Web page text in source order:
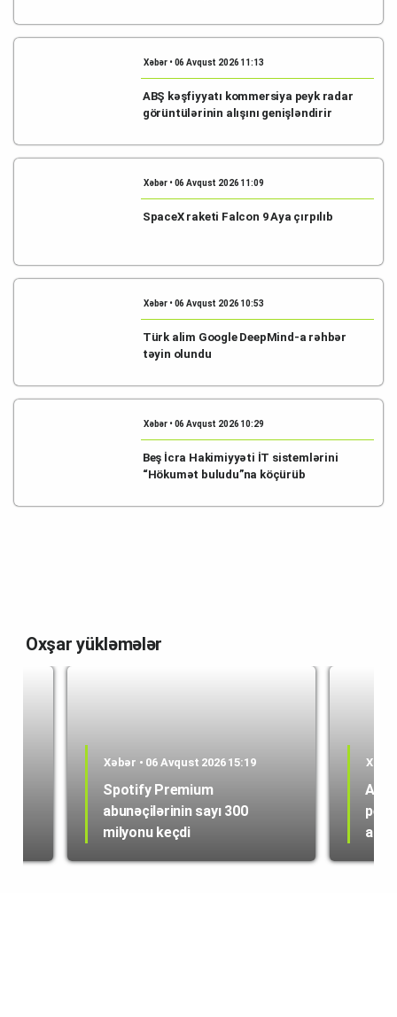
Xəbər • 06 Avqust 2026 11:13
ABŞ kəşfiyyatı kommersiya peyk radar
görüntülərinin alışını genişləndirir
Xəbər • 06 Avqust 2026 11:09
SpaceX raketi Falcon 9 Aya çırpılıb
Xəbər • 06 Avqust 2026 10:53
Türk alim Google DeepMind-a rəhbər
təyin olundu
Xəbər • 06 Avqust 2026 10:29
Beş İcra Hakimiyyəti İT sistemlərini
“Hökumət buludu”na köçürüb
Oxşar yükləmələr
Xəbər • 06 Avqust 2026 15:19
Spotify Premium
abunəçilərinin sayı 300
milyonu keçdi